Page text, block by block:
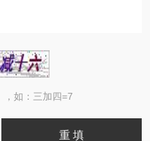
，如：三加四=7